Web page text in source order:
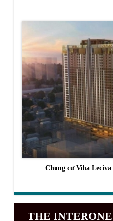
Chung cư Viha Leciva
THE INTERONE